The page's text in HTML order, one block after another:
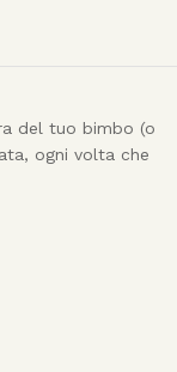
del tuo bimbo (o
ogni volta che